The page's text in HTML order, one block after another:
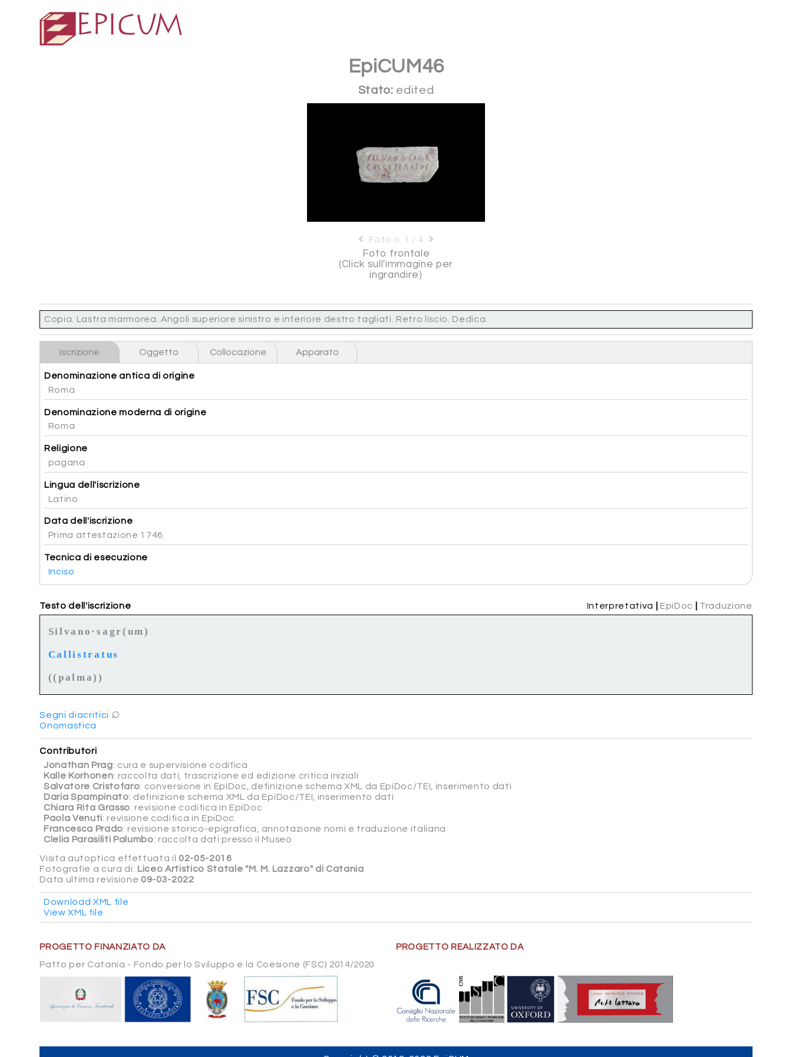
EpiCUM46
Stato: edited
Foto n. 1 / 4
Foto frontale
(Click sull'immagine per
ingrandire)
Copia. Lastra marmorea. Angoli superiore sinistro e inferiore destro tagliati. Retro liscio. Dedica.
Iscrizione Oggetto Collocazione Apparato
Denominazione antica di origine
Roma
Denominazione moderna di origine
Roma
Religione
pagana
Lingua dell'iscrizione
Latino
Data dell'iscrizione
Prima attestazione 1746
Tecnica di esecuzione
Inciso
Testo dell'iscrizione Interpretativa EpiDoc Traduzione
Silvano·sagr(um)
Callistratus
((palma))
Segni diacritici ⌕
Onomastica
Contributori
Jonathan Prag: cura e supervisione codifica
Kalle Korhonen: raccolta dati, trascrizione ed edizione critica iniziali
Salvatore Cristofaro: conversione in EpiDoc, definizione schema XML da EpiDoc/TEI, inserimento dati
Daria Spampinato: definizione schema XML da EpiDoc/TEI, inserimento dati
Chiara Rita Grasso: revisione codifica in EpiDoc
Paola Venuti: revisione codifica in EpiDoc
Francesca Prado: revisione storico-epigrafica, annotazione nomi e traduzione italiana
Clelia Parasiliti Palumbo: raccolta dati presso il Museo
Visita autoptica effettuata il 02-05-2016
Fotografie a cura di: Liceo Artistico Statale "M. M. Lazzaro" di Catania
Data ultima revisione 09-03-2022
Download XML file
View XML file
PROGETTO FINANZIATO DA
PROGETTO REALIZZATO DA
Patto per Catania - Fondo per lo Sviluppo e la Coesione (FSC) 2014/2020